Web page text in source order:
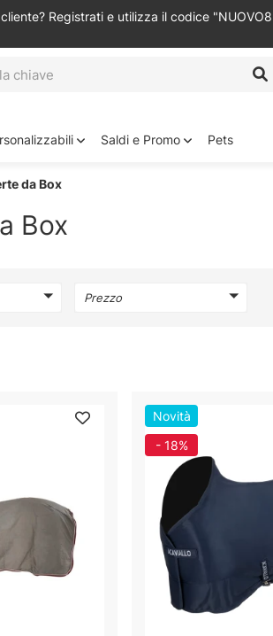
Registrati e utilizza il codice
Saldi e Promo Pets
da Box
Box
Prezzo
Novità
- 18%